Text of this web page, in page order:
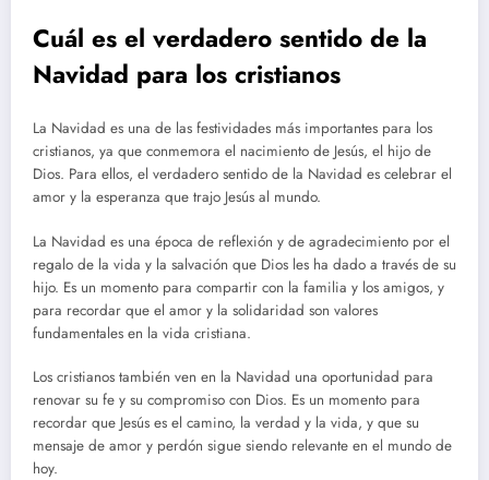
Cuál es el verdadero sentido de la
Navidad para los cristianos
La Navidad es una de las festividades más importantes para los
cristianos, ya que conmemora el nacimiento de Jesús, el hijo de
Dios. Para ellos, el verdadero sentido de la Navidad es celebrar el
amor y la esperanza que trajo Jesús al mundo.
La Navidad es una época de reflexión y de agradecimiento por el
regalo de la vida y la salvación que Dios les ha dado a través de su
hijo. Es un momento para compartir con la familia y los amigos, y
para recordar que el amor y la solidaridad son valores
fundamentales en la vida cristiana.
Los cristianos también ven en la Navidad una oportunidad para
renovar su fe y su compromiso con Dios. Es un momento para
recordar que Jesús es el camino, la verdad y la vida, y que su
mensaje de amor y perdón sigue siendo relevante en el mundo de
hoy.